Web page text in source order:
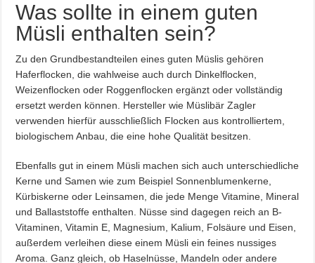
Was sollte in einem guten
Müsli enthalten sein?
Zu den Grundbestandteilen eines guten Müslis gehören
Haferflocken, die wahlweise auch durch Dinkelflocken,
Weizenflocken oder Roggenflocken ergänzt oder vollständig
ersetzt werden können. Hersteller wie Müslibär Zagler
verwenden hierfür ausschließlich Flocken aus kontrolliertem,
biologischem Anbau, die eine hohe Qualität besitzen.
Ebenfalls gut in einem Müsli machen sich auch unterschiedliche
Kerne und Samen wie zum Beispiel Sonnenblumenkerne,
Kürbiskerne oder Leinsamen, die jede Menge Vitamine, Mineral
und Ballaststoffe enthalten. Nüsse sind dagegen reich an B-
Vitaminen, Vitamin E, Magnesium, Kalium, Folsäure und Eisen,
außerdem verleihen diese einem Müsli ein feines nussiges
Aroma. Ganz gleich, ob Haselnüsse, Mandeln oder andere